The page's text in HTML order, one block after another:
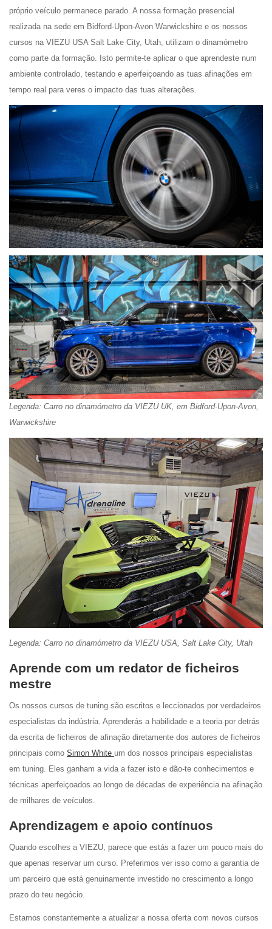
próprio veículo permanece parado. A nossa formação presencial
realizada na sede em Bidford-Upon-Avon Warwickshire e os nossos
cursos na VIEZU USA Salt Lake City, Utah, utilizam o dinamómetro
como parte da formação. Isto permite-te aplicar o que aprendeste num
ambiente controlado, testando e aperfeiçoando as tuas afinações em
tempo real para veres o impacto das tuas alterações.
Legenda: Carro no dinamómetro da VIEZU UK, em Bidford-Upon-Avon,
Warwickshire
Legenda: Carro no dinamómetro da VIEZU USA, Salt Lake City, Utah
Aprende com um redator de ficheiros
mestre
Os nossos cursos de tuning são escritos e leccionados por verdadeiros
especialistas da indústria. Aprenderás a habilidade e a teoria por detrás
da escrita de ficheiros de afinação diretamente dos autores de ficheiros
principais como Simon White um dos nossos principais especialistas
em tuning. Eles ganham a vida a fazer isto e dão-te conhecimentos e
técnicas aperfeiçoados ao longo de décadas de experiência na afinação
de milhares de veículos.
Aprendizagem e apoio contínuos
Quando escolhes a VIEZU, parece que estás a fazer um pouco mais do
que apenas reservar um curso. Preferimos ver isso como a garantia de
um parceiro que está genuinamente investido no crescimento a longo
prazo do teu negócio.
Estamos constantemente a atualizar a nossa oferta com novos cursos